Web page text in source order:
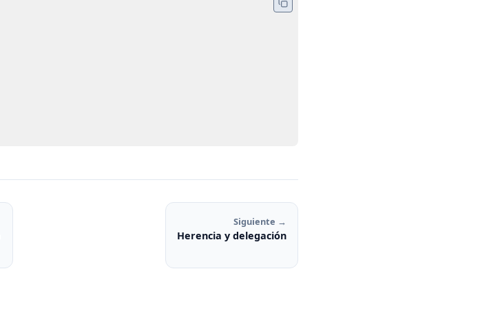
Siguiente →
Herencia y delegación